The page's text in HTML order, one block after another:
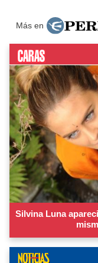
Más en
Silvina Luna